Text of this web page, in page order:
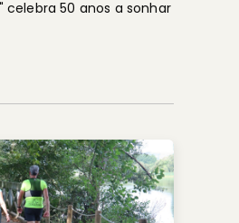
celebra 50 anos a sonhar